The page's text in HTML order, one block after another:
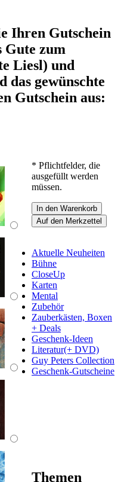
Ihren Gutschein
Gute zum
Liesl) und
das gewünschte
Gutschein aus:
* Pflichtfelder, die
ausgefüllt werden
müssen.
In den Warenkorb
Auf den Merkzettel
Aktuelle Neuheiten
Bühne
CloseUp
Karten
Mental
Zubehör
Zauberkästen, Boxen
+ Deals
Geschenk-Ideen
Literatur(+ DVD)
Guy Peters Collection
Geschenk-Gutscheine
Themen